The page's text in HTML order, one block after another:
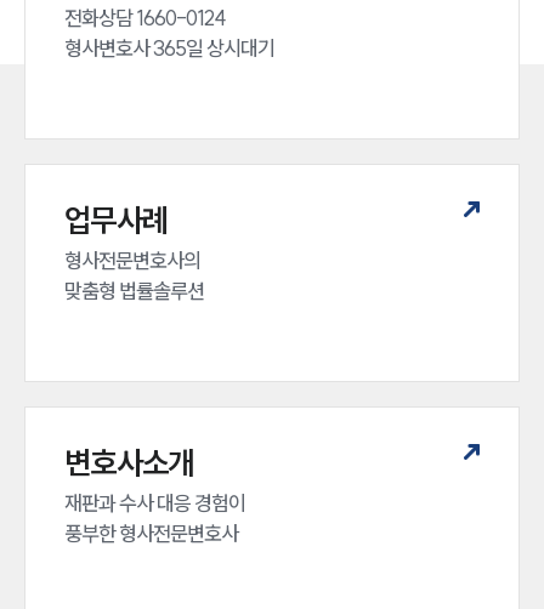
전화상담 1660-0124
형사변호사 365일 상시대기
업무사례
형사전문변호사의
맞춤형 법률솔루션
변호사소개
재판과 수사 대응 경험이
풍부한 형사전문변호사